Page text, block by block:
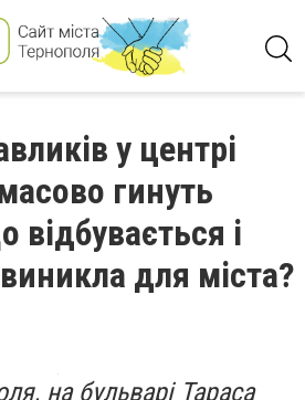
у центрі
гинуть
і
для міста?
на бульварі Тараса